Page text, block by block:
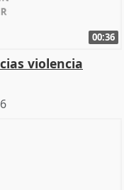
00:36
violencia